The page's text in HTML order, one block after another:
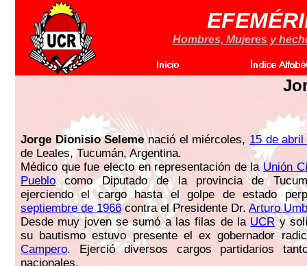
Hombres, Mujeres y
Jorge Dionisio Selemenació el miércoles, 15 de abril
de Leales, Tucumán, Argentina.
Médico que fue electo en representación de laUnión
Pueblocomo Diputado de la provincia de
ejerciendo el cargo hasta el golpe de estado
septiembre de 1966contra el Presidente Dr. Arturo
Desde muy joven se sumó a las filas de la UCRy
su bautismo estuvo presente el ex gobernador
Campero. Ejerció diversos cargos partidarios
nacionales.